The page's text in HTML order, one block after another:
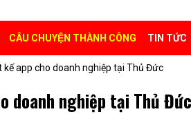
CÂU CHUYỆN THÀNH CÔNG TIN TỨC
kế app cho doanh nghiệp tại Thủ Đức
doanh nghiệp tại Thủ Đức